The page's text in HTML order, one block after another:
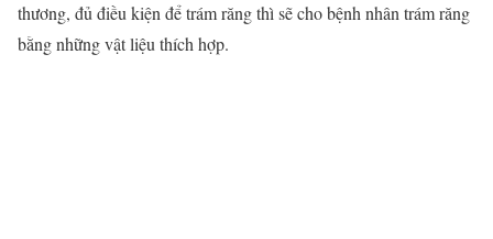
thương, đủ điều kiện để trám răng thì sẽ cho bệnh nhân trám răng
bằng những vật liệu thích hợp.